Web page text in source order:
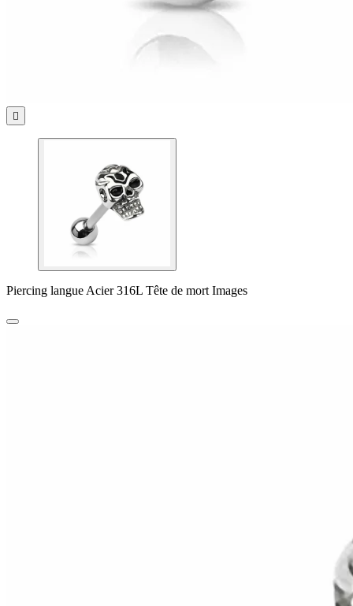

Piercing langue Acier 316L Tête de mort Images